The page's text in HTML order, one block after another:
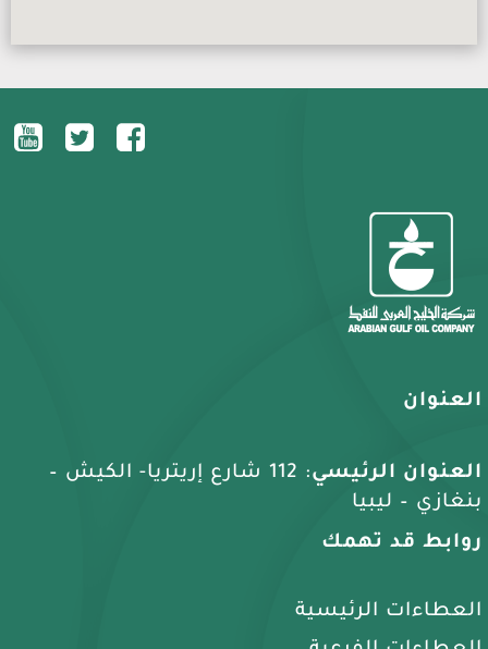
العنوان
العنوان الرئيسي
: 112 شارع إريتريا- الكيش –
بنغازي – ليبيا
روابط قد تهمك
العطاءات الرئيسية